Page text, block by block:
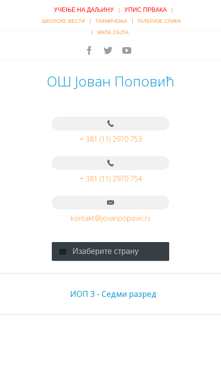
УЧЕЊЕ НА ДАЉИНУ | УПИС ПРВАКА |
ШКОЛСКЕ ВЕСТИ | ТАКМИЧЕЊА | ГАЛЕРИЈЕ СЛИКА
| МАПА САЈТА
ОШ Јован Поповић
+ 381 (11) 2970 753
+ 381 (11) 2970 754
kontakt@jovanpopovic.rs
Изаберите страну
ИОП 3 - Седми разред